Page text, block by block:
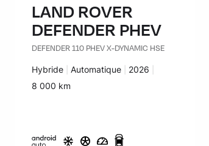
LAND ROVER
DEFENDER PHEV
DEFENDER 110 PHEV X-DYNAMIC HSE
Carburant :
Hybride Transmission :
Automatique Années :
2026
Kilomètres :
8 000 km